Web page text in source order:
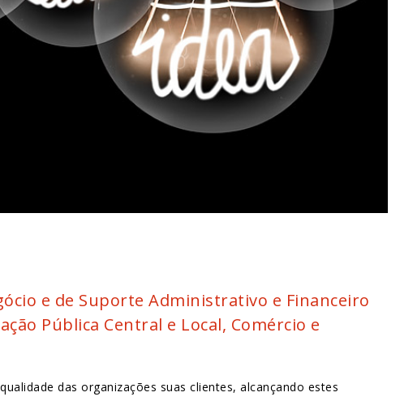
e de Suporte Administrativo e Financeiro
Pública Central e Local, Comércio e
das organizações suas clientes, alcançando estes